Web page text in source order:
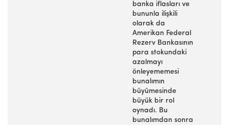
banka iflasları ve
bununla ilişkili
olarak da
Amerikan Federal
Rezerv Bankasının
para stokundaki
azalmayı
önleyememesi
bunalımın
büyümesinde
büyük bir rol
oynadı. Bu
bunalımdan sonra